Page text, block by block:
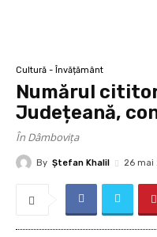
Cultură - Învățământ
Numărul
Județeană,
În Dâmbovița
By Ştefan Khalil 26 mai